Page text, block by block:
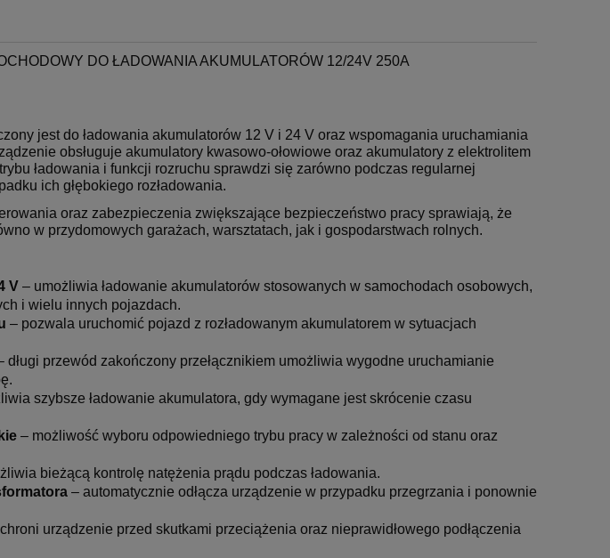
DO ŁADOWANIA AKUMULATORÓW 12/24V 250A
jest do ładowania akumulatorów 12 V i 24 V oraz wspomagania uruchamiania
obsługuje akumulatory kwasowo-ołowiowe oraz akumulatory z elektrolitem
ładowania i funkcji rozruchu sprawdzi się zarówno podczas regularnej
ich głębokiego rozładowania.
oraz zabezpieczenia zwiększające bezpieczeństwo pracy sprawiają, że
w przydomowych garażach, warsztatach, jak i gospodarstwach rolnych.
V – umożliwia ładowanie akumulatorów stosowanych w samochodach osobowych,
i wielu innych pojazdach.
– pozwala uruchomić pojazd z rozładowanym akumulatorem w sytuacjach
długi przewód zakończony przełącznikiem umożliwia wygodne uruchamianie
szybsze ładowanie akumulatora, gdy wymagane jest skrócenie czasu
– możliwość wyboru odpowiedniego trybu pracy w zależności od stanu oraz
bieżącą kontrolę natężenia prądu podczas ładowania.
– automatycznie odłącza urządzenie w przypadku przegrzania i ponownie
urządzenie przed skutkami przeciążenia oraz nieprawidłowego podłączenia